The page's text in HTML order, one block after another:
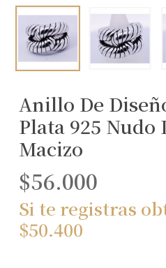
Anillo De
Plata 925 Nudo
Macizo
$56.000
Si te registras
$50.400